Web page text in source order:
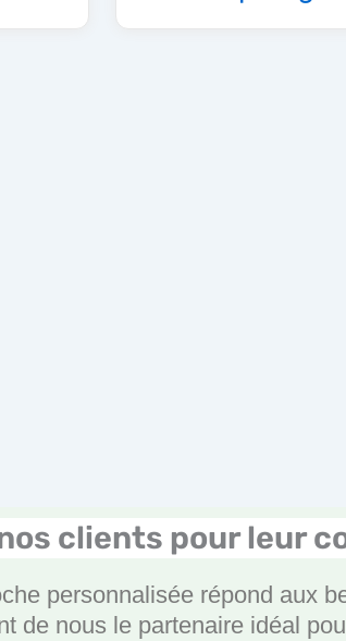
clients pour leur
personnalisée répond aux
de nous le partenaire idéal